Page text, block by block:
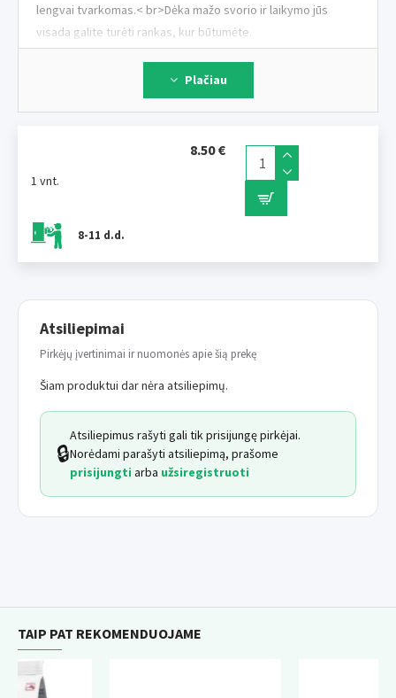
1 vnt.
8-11 d.d.
8.50 €
lengvai tvarkomas.< br>Dėka mažo svorio ir laikymo jūs
visada galite turėti rankas, kur būtumėte.
Dydis Nr.3 tinka mažesnių veislių, šnauceris, pudelis.
Matmenys : 8 x 10 cm
ILUSTRATYVINĖ NUOTRAUKA
Plačiau
Atsiliepimai
Pirkėjų įvertinimai ir nuomonės apie šią prekę
Šiam produktui dar nėra atsiliepimų.
🔒
Atsiliepimus rašyti gali tik prisijungę pirkėjai.
Norėdami parašyti atsiliepimą, prašome
prisijungti arba užsiregistruoti
TAIP PAT REKOMENDUOJAME